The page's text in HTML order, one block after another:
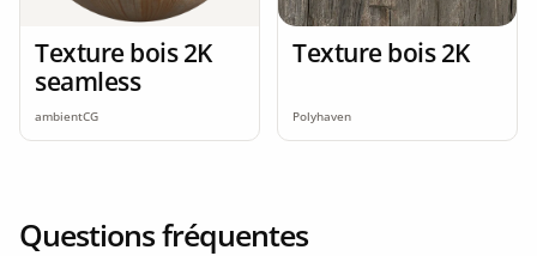
Texture bois 2K
seamless
ambientCG
Texture bois 2K
Polyhaven
Questions fréquentes